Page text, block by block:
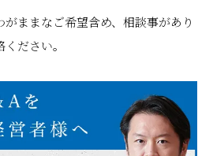
ままなご希望含め、相談事があり
ださい。